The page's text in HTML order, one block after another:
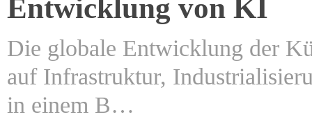
Entwicklung von KI
Die globale Entwicklung der
auf Infrastruktur,
in einem B…